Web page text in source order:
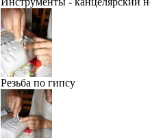
Резьба по гипсу